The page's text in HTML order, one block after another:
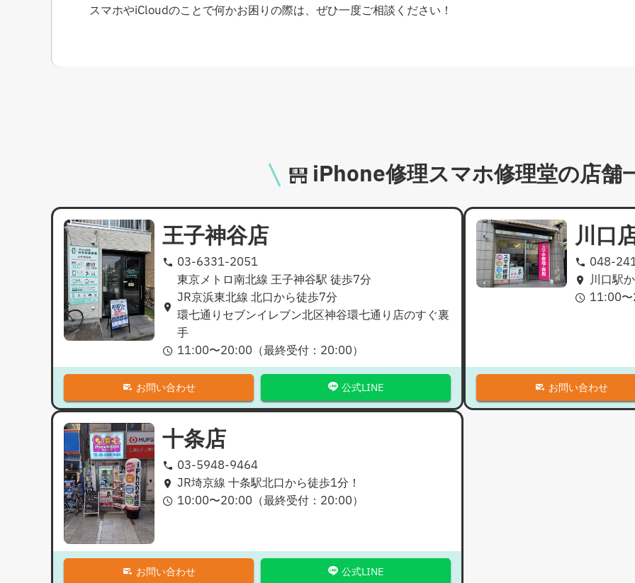
スマホやiCloudのことで何かお困りの際は、ぜひ一度ご相談ください！
iPhone修理スマホ修理堂の店舗
王子神谷店
03-6331-2051
東京メトロ南北線 王子神谷駅 徒歩7分
JR京浜東北線 北口から徒歩7分
環七通りセブンイレブン北区神谷環七通り店のすぐ裏
手
11:00〜20:00 （最終受付： 20:00）
お問い合わせ 公式LINE
川口
048-
川口駅
11:00〜
お問い合わせ
十条店
03-5948-9464
JR埼京線 十条駅北口から徒歩1分！
10:00〜20:00 （最終受付： 20:00）
お問い合わせ 公式LINE